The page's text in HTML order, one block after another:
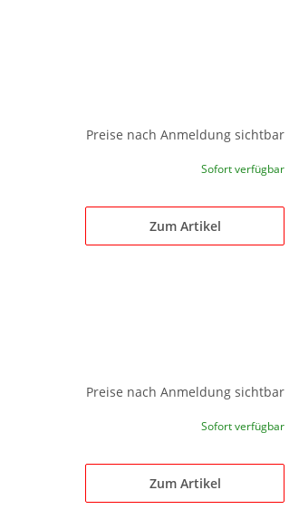
Preise nach Anmeldung sichtbar
Sofort verfügbar
Zum Artikel
Preise nach Anmeldung sichtbar
Sofort verfügbar
Zum Artikel